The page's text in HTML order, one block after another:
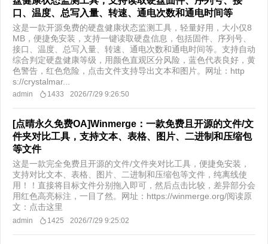
口、温度、总写入量、转速、通电次数和通电时间等
这是一款开源免费的硬盘健康状态监测工具，轻量好用，大小仅8
MB，便捷免安装，支持一键读取硬盘信息，包括固件、序列号、
接口、温度、总写入量、转速、通电次数和通电时间等。支持自动
综合判定硬盘健康等级，用颜色直观区分风险，蓝色代表良好，黄
色警告，红色危险，点击文件支持导出文本和图片。网址：http
s://crystalmar...
admin 1433 2026/7/29 9:26:50
[点晴永久免费OA]Winmerge：一款免费且开源的文件/文
件夹对比工具，支持文本、表格、图片、二进制和压缩包
等文件
这是一款完全免费且开源的文件/文件夹对比工具，便捷免安装，
支持对比文本、表格、图片、二进制和压缩包等文件，纯离线使
用！！直接将目标文件分别拖入即可，然后点击比较，差异部分会
用红色高亮标注，一目了然。网址：https://winmerge.org/​ 阅读原
文：点击这里
admin 1425 2026/7/29 9:25:02